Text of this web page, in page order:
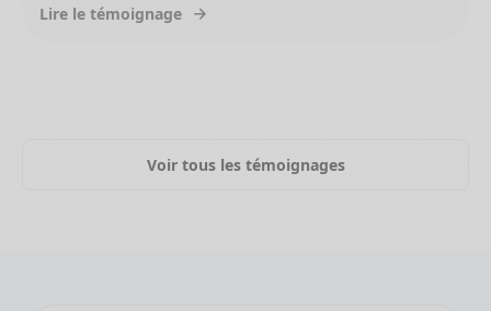
Lire le témoignage
Voir tous les témoignages